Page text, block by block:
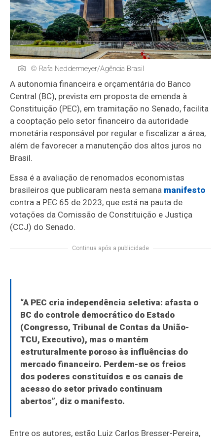
© Rafa Neddermeyer/Agência Brasil
A autonomia financeira e orçamentária do Banco
Central (BC), prevista em proposta de emenda à
Constituição (PEC), em tramitação no Senado, facilita
a cooptação pelo setor financeiro da autoridade
monetária responsável por regular e fiscalizar a área,
além de favorecer a manutenção dos altos juros no
Brasil.
Essa é a avaliação de renomados economistas
brasileiros que publicaram nesta semana manifesto
contra a PEC 65 de 2023, que está na pauta de
votações da Comissão de Constituição e Justiça
(CCJ) do Senado.
Continua após a publicidade
“A PEC cria independência seletiva: afasta o
BC do controle democrático do Estado
(Congresso, Tribunal de Contas da União-
TCU, Executivo), mas o mantém
estruturalmente poroso às influências do
mercado financeiro. Perdem-se os freios
dos poderes constituídos e os canais de
acesso do setor privado continuam
abertos”, diz o manifesto.
Entre os autores, estão Luiz Carlos Bresser-Pereira,